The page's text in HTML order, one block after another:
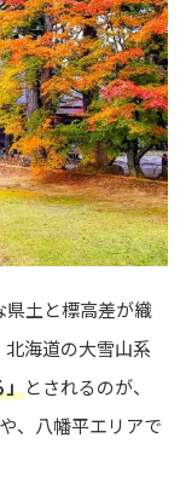
土と標高差が織
北海道の大雪山系
」とされるのが、
、八幡平エリアで